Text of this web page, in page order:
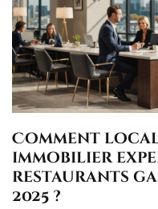
Comment
immobilier
restaurants
2025 ?